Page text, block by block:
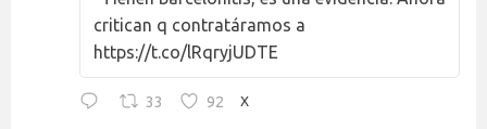
critican q contratáramos a
https://t.co/lRqryjUDTE
33 92 X